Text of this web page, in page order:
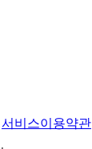
서비스이용약관